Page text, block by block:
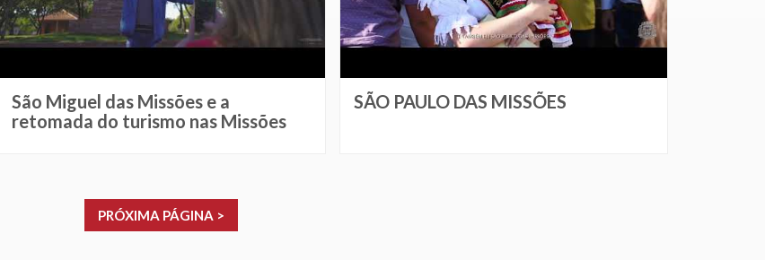
São Miguel das Missões e a
retomada do turismo nas Missões
SÃO PAULO DAS MISSÕES
PRÓXIMA PÁGINA >